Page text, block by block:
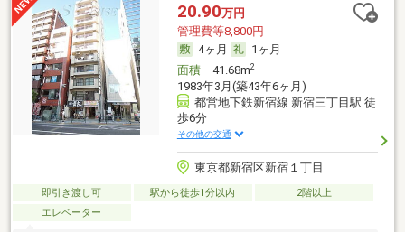
20.90万円
管理費等8,800円
4ヶ月
1ヶ月
面積41.68m2
1983年3月(築43年6ヶ月)
都営地下鉄新宿線 新宿三丁目駅 徒
歩6分
その他の交通
東京都新宿区新宿１丁目
即引き渡し可 駅から徒歩1分以内
2階以上
エレベーター